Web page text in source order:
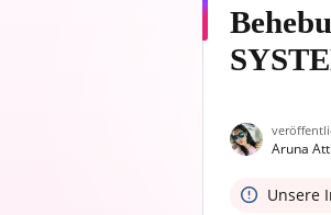
Aruna
Unsere